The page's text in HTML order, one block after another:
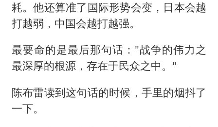
耗。他还算准了国际形势会变，日本会越
打越弱，中国会越打越强。
最要命的是最后那句话："战争的伟力之
最深厚的根源，存在于民众之中。"
陈布雷读到这句话的时候，手里的烟抖了
一下。